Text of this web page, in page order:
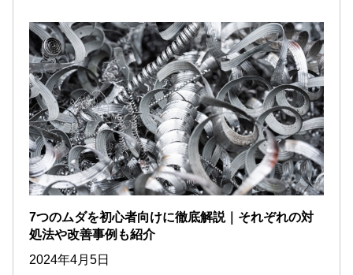
7つのムダを初心者向けに徹底解説｜それぞれの対
処法や改善事例も紹介
2024年4月5日